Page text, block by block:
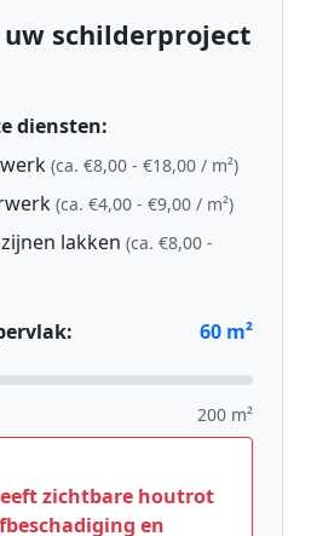
schilderproject
diensten:
(ca. €8,00 - €18,00 / m²)
(ca. €4,00 - €9,00 / m²)
lakken (ca. €8,00 -
60 m²
200 m²
zichtbare houtrot
en